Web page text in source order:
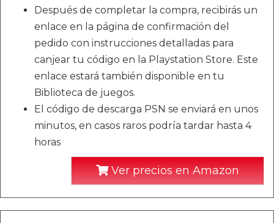
Después de completar la compra, recibirás un
enlace en la página de confirmación del
pedido con instrucciones detalladas para
canjear tu código en la Playstation Store. Este
enlace estará también disponible en tu
Biblioteca de juegos.
El código de descarga PSN se enviará en unos
minutos, en casos raros podría tardar hasta 4
horas
Ver precios en Amazon